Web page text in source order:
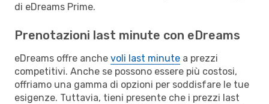
di eDreams Prime.
Prenotazioni last minute con eDreams
eDreams offre anche voli last minute a prezzi
competitivi. Anche se possono essere più costosi,
offriamo una gamma di opzioni per soddisfare le tue
esigenze. Tuttavia, tieni presente che i prezzi last